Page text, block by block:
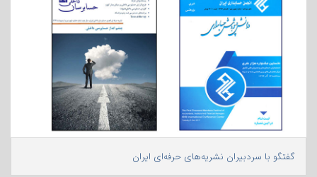
گفتگو با سردبیران نشریه‌های حرفه‌ای ایران